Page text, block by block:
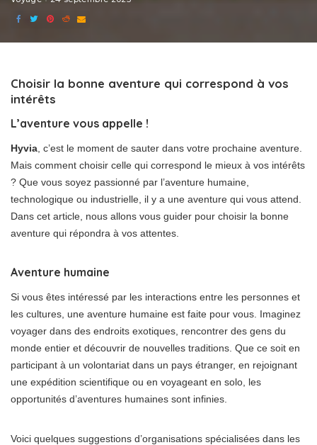
Choisir la bonne aventure qui correspond à vos
intérêts
L’aventure vous appelle !
Hyvia , c’est le moment de sauter dans votre prochaine aventure.
Mais comment choisir celle qui correspond le mieux à vos intérêts
? Que vous soyez passionné par l’aventure humaine,
technologique ou industrielle, il y a une aventure qui vous attend.
Dans cet article, nous allons vous guider pour choisir la bonne
aventure qui répondra à vos attentes.
Aventure humaine
Si vous êtes intéressé par les interactions entre les personnes et
les cultures, une aventure humaine est faite pour vous. Imaginez
voyager dans des endroits exotiques, rencontrer des gens du
monde entier et découvrir de nouvelles traditions. Que ce soit en
participant à un volontariat dans un pays étranger, en rejoignant
une expédition scientifique ou en voyageant en solo, les
opportunités d’aventures humaines sont infinies.
Voici quelques suggestions d’organisations spécialisées dans les